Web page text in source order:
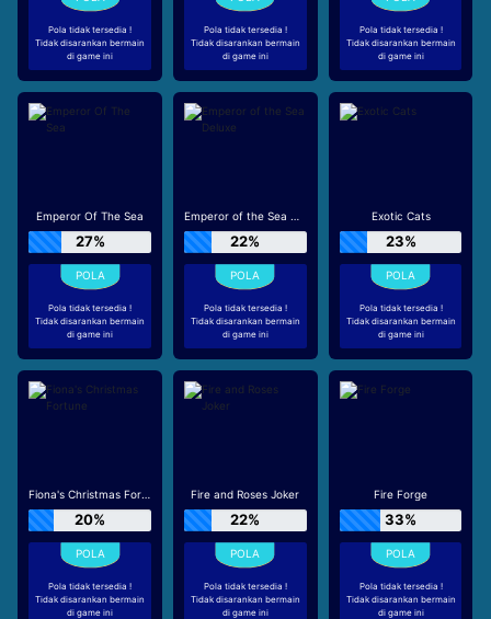
Pola tidak tersedia !
Tidak disarankan bermain
di game ini
Pola tidak tersedia !
Tidak disarankan bermain
di game ini
Pola tidak tersedia !
Tidak disarankan bermain
di game ini
Emperor Of The Sea
27%
Pola tidak tersedia !
Tidak disarankan bermain
di game ini
Emperor of the Sea Deluxe
22%
Pola tidak tersedia !
Tidak disarankan bermain
di game ini
Exotic Cats
23%
Pola tidak tersedia !
Tidak disarankan bermain
di game ini
Fiona's Christmas Fortune
20%
Pola tidak tersedia !
Tidak disarankan bermain
di game ini
Fire and Roses Joker
22%
Pola tidak tersedia !
Tidak disarankan bermain
di game ini
Fire Forge
33%
Pola tidak tersedia !
Tidak disarankan bermain
di game ini